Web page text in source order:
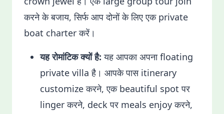
करने के बजाय, सिर्फ आप दोनों के लिए एक private
boat charter करें।
यह रोमांटिक क्यों है: यह आपका अपना floating
private villa है। आपके पास itinerary
customize करने, एक beautiful spot पर
linger करने, deck पर meals enjoy करने,